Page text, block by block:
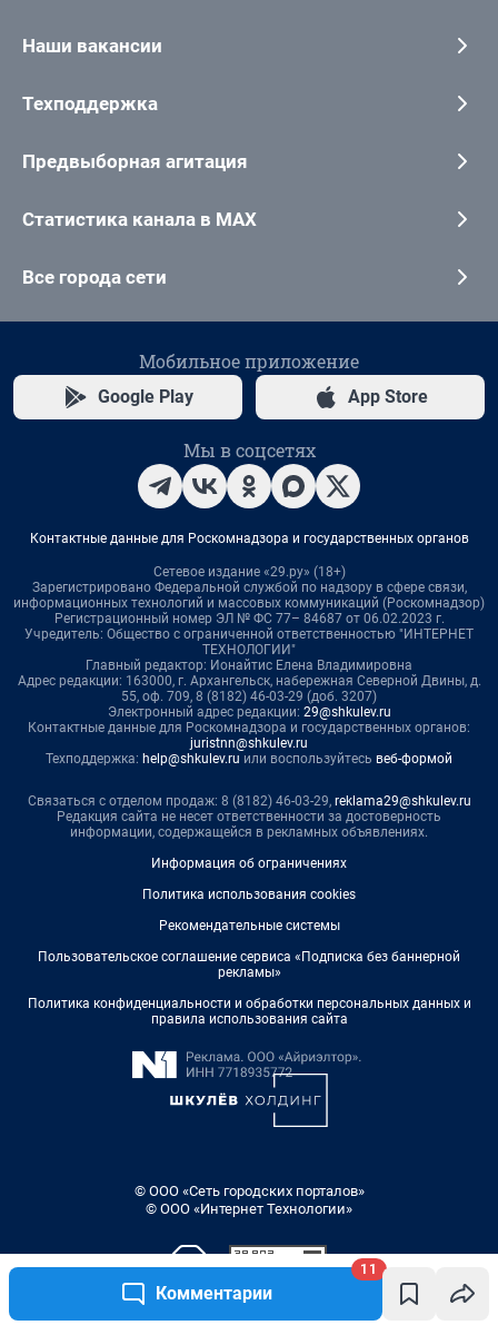
Комментарии
11
Наши вакансии
Техподдержка
Предвыборная агитация
Статистика канала в MAX
Все города сети
Мобильное приложение
Google Play App Store
Мы в соцсетях
Контактные данные для Роскомнадзора и государственных органов
Сетевое издание «29.ру» (18+)
Зарегистрировано Федеральной службой по надзору в сфере связи,
информационных технологий и массовых коммуникаций (Роскомнадзор)
Регистрационный номер ЭЛ № ФС 77– 84687 от 06.02.2023 г.
Учредитель: Общество с ограниченной ответственностью "ИНТЕРНЕТ
ТЕХНОЛОГИИ"
Главный редактор: Ионайтис Елена Владимировна
Адрес редакции: 163000, г. Архангельск, набережная Северной Двины, д.
55, оф. 709, 8 (8182) 46-03-29 (доб. 3207)
Электронный адрес редакции: 29@shkulev.ru
Контактные данные для Роскомнадзора и государственных органов:
juristnn@shkulev.ru
Техподдержка: help@shkulev.ru или воспользуйтесь веб-формой
Связаться с отделом продаж: 8 (8182) 46-03-29, reklama29@shkulev.ru
Редакция сайта не несет ответственности за достоверность
информации, содержащейся в рекламных объявлениях.
Информация об ограничениях
Политика использования cookies
Рекомендательные системы
Пользовательское соглашение сервиса «Подписка без баннерной
рекламы»
Политика конфиденциальности и обработки персональных данных и
правила использования сайта
© ООО «Сеть городских порталов»
© ООО «Интернет Технологии»